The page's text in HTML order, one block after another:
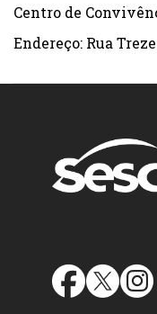
Centro de
Endereço: Rua